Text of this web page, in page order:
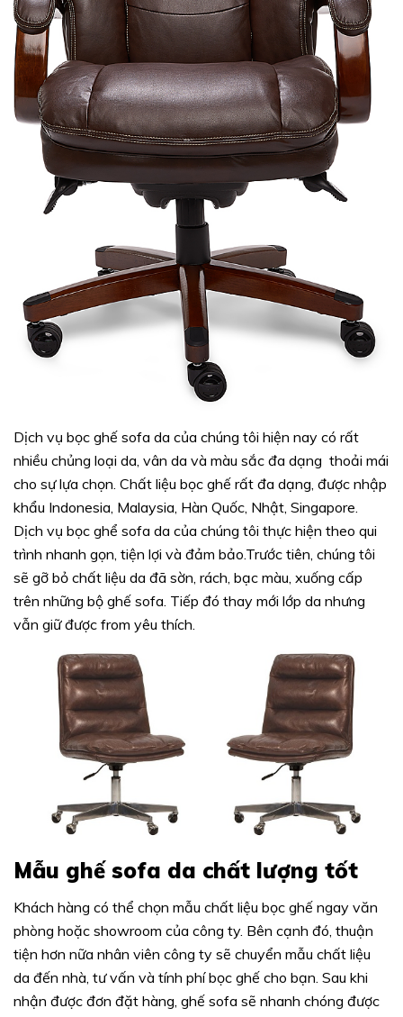
Dịch vụ bọc ghế sofa da của chúng tôi hiện nay có rất
nhiều chủng loại da, vân da và màu sắc đa dạng thoải mái
cho sự lựa chọn. Chất liệu bọc ghế rất đa dạng, được nhập
khẩu Indonesia, Malaysia, Hàn Quốc, Nhật, Singapore.
Dịch vụ bọc ghể sofa da của chúng tôi thực hiện theo qui
trình nhanh gọn, tiện lợi và đảm bảo.Trước tiên, chúng tôi
sẽ gỡ bỏ chất liệu da đã sờn, rách, bạc màu, xuống cấp
trên những bộ ghế sofa. Tiếp đó thay mới lớp da nhưng
vẫn giữ được from yêu thích.
Mẫu ghế sofa da chất lượng tốt
Khách hàng có thể chọn mẫu chất liệu bọc ghế ngay văn
phòng hoặc showroom của công ty. Bên cạnh đó, thuận
tiện hơn nữa nhân viên công ty sẽ chuyển mẫu chất liệu
da đến nhà, tư vấn và tính phí bọc ghế cho bạn. Sau khi
nhận được đơn đặt hàng, ghế sofa sẽ nhanh chóng được